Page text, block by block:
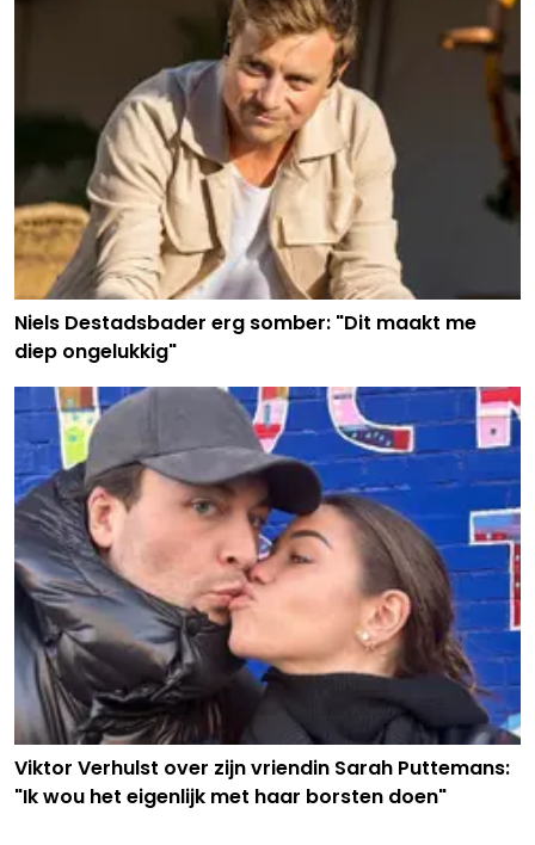
Niels Destadsbader erg somber: "Dit maakt me
diep ongelukkig"
Viktor Verhulst over zijn vriendin Sarah Puttemans:
"Ik wou het eigenlijk met haar borsten doen"